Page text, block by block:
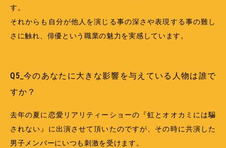
す。
それからも自分が他人を演じる事の深さや表現する事の難し
さに触れ、俳優という職業の魅力を実感しています。
Q5_今のあなたに大きな影響を与えている人物は誰で
すか？
去年の夏に恋愛リアリティーショーの『虹とオオカミには騙
されない』に出演させて頂いたのですが、その時に共演した
男子メンバーにいつも刺激を受けます。